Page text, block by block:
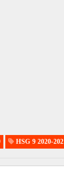
HSG 9 2020-